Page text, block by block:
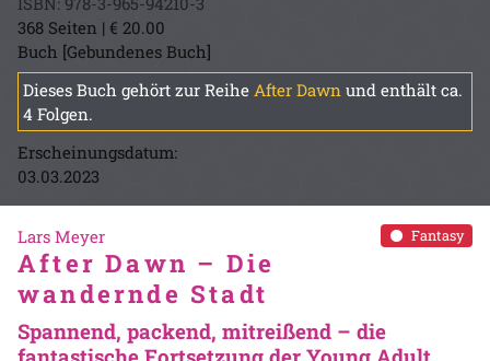
368 Seiten | € 20.00
Buch [Gebundenes Buch]
Dieses Buch gehört zur Reihe After Dawn und enthält ca.
4 Folgen.
Erscheinungsdatum:
03.03.2023
Fantasy
Lars Meyer
After Dawn – Die
wandernde Stadt
Spannend, packend, mitreißend – die